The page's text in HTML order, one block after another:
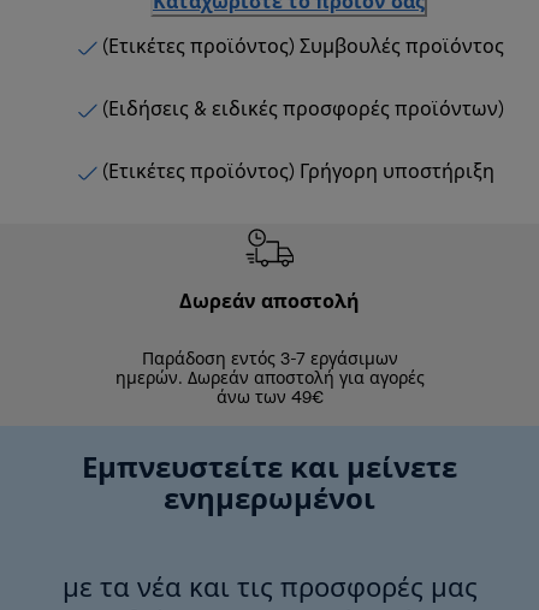
(Ετικέτες προϊόντος) Συμβουλές προϊόντος
(Ειδήσεις & ειδικές προσφορές προϊόντων)
(Ετικέτες προϊόντος) Γρήγορη υποστήριξη
Δωρεάν αποστολή
Παράδοση εντός 3-7 εργάσιμων
ημερών. Δωρεάν αποστολή για αγορές
άνω των 49€
Εμπνευστείτε και μείνετε
ενημερωμένοι
με τα νέα και τις προσφορές μας